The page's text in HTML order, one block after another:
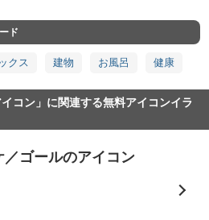
ド
クス 建物 お風呂 健康
コン」に関連する無料アイコンイラ
／ゴールのアイコン